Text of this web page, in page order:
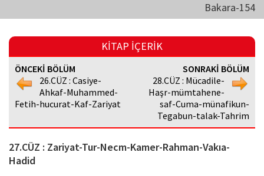
Bakara-154
KİTAP İÇERİK
ÖNCEKİ BÖLÜM
26.CÜZ : Casiye-
Ahkaf-Muhammed-
Fetih-hucurat-Kaf-Zariyat
SONRAKİ BÖLÜM
28.CÜZ : Mücadile-
Haşr-mümtahene-
saf-Cuma-münafikun-
Tegabun-talak-Tahrim
27.CÜZ : Zariyat-Tur-Necm-Kamer-Rahman-Vakıa-
Hadid